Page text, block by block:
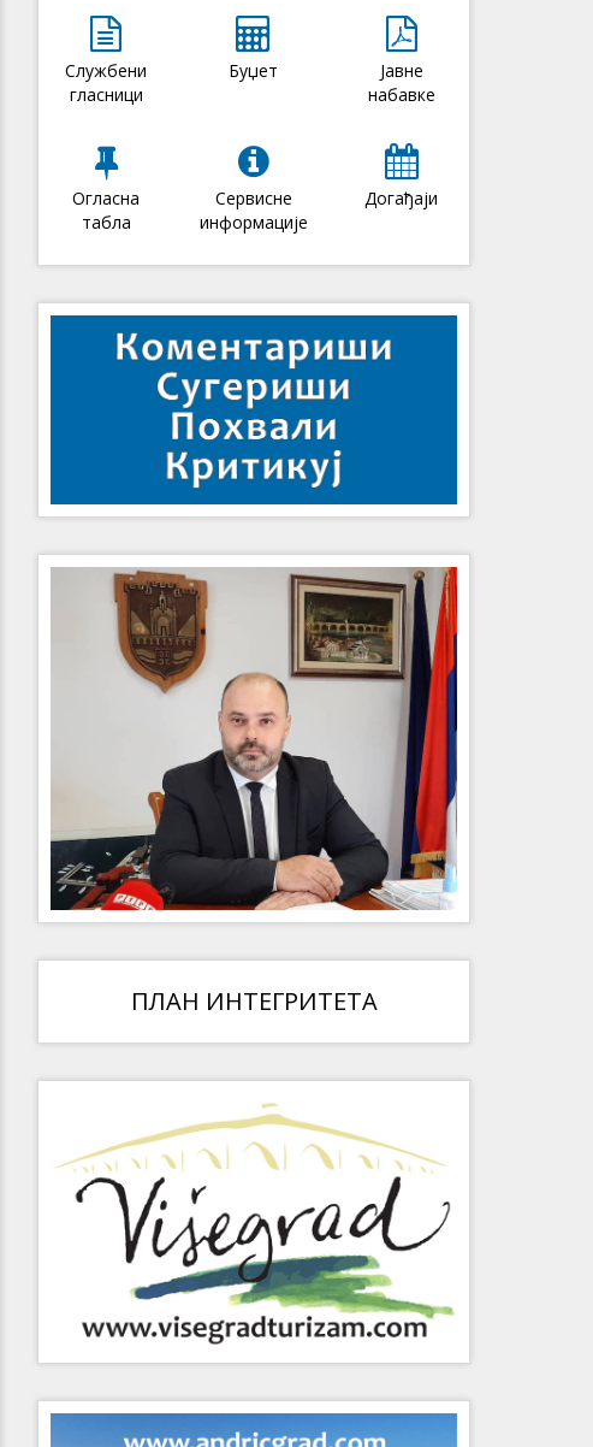
Службени
гласници
Буџет
Јавне
набавке
Огласна
табла
Сервисне
информације
Догађаји
ПЛАН ИНТЕГРИТЕТА